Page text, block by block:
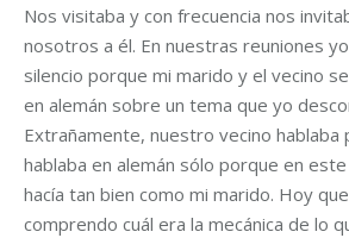
Nos visitaba y con frecuencia nos
nosotros a él. En nuestras reuniones
silencio porque mi marido y el vecino
en alemán sobre un tema que yo
Extrañamente, nuestro vecino hablaba
hablaba en alemán sólo porque en
hacía tan bien como mi marido. Hoy
comprendo cuál era la mecánica de lo